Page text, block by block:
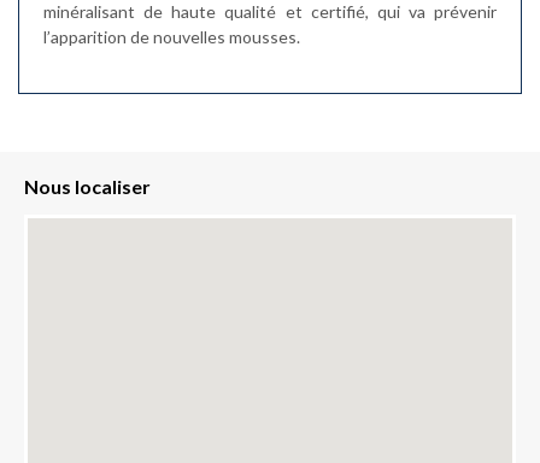
minéralisant de haute qualité et certifié, qui va prévenir
l’apparition de nouvelles mousses.
Nous localiser